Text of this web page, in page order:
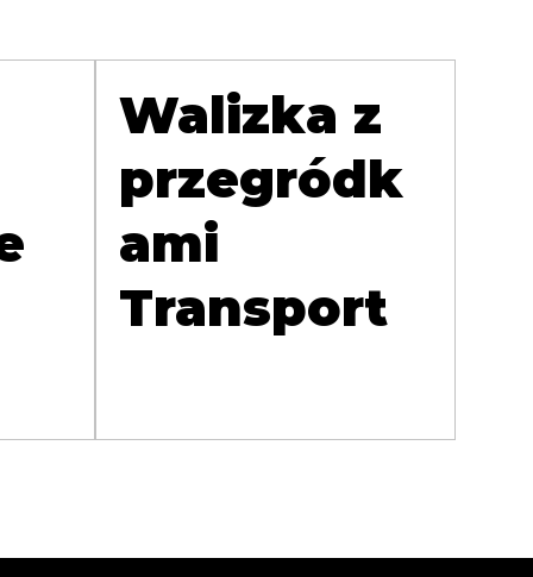
Walizka z
przegródk
ami
Transport